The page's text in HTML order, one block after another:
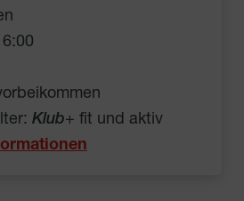
Klub+ fit und aktiv